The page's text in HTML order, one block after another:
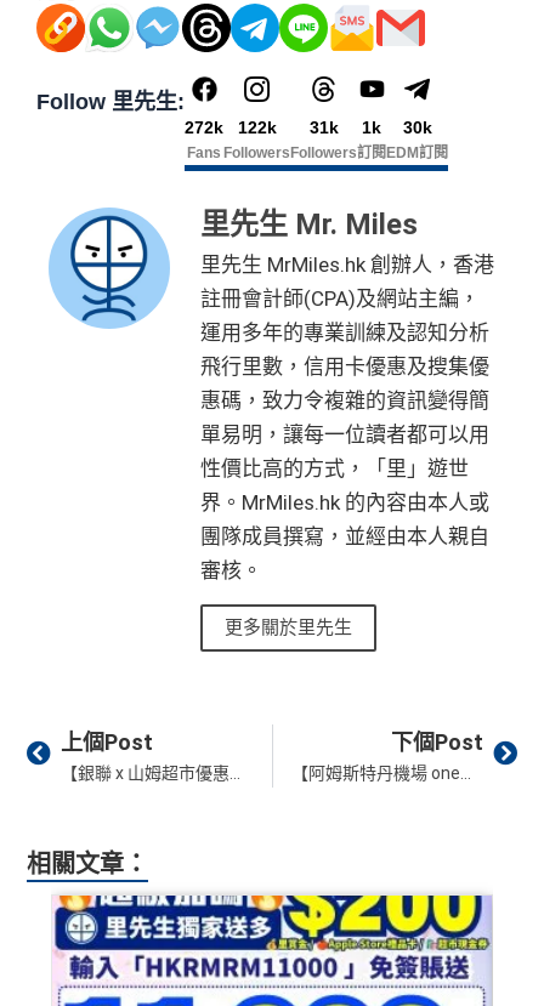
Follow 里先生:
272k
Fans
122k
Followers
31k
Followers
1k
訂閱
30k
EDM訂閱
里先生 Mr. Miles
里先生 MrMiles.hk 創辦人，香港
註冊會計師(CPA)及網站主編，
運用多年的專業訓練及認知分析
飛行里數，信用卡優惠及搜集優
惠碼，致力令複雜的資訊變得簡
單易明，讓每一位讀者都可以用
性價比高的方式，「里」遊世
界。MrMiles.hk 的內容由本人或
團隊成員撰寫，並經由本人親自
審核。
更多關於里先生
Prev
上個Post 下個Post
相關文章：